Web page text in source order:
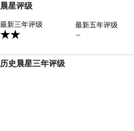
晨星评级
最新三年评级
最新五年评级
—
历史晨星三年评级